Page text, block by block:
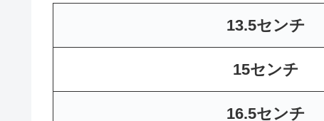
13.5センチ
15センチ
16.5センチ